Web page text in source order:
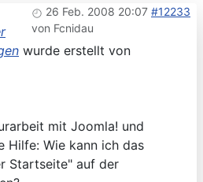
26 Feb. 2008 20:07 #12233
von Fcnidau
wurde erstellt von
mit Joomla! und
Hilfe: Wie kann ich das
Startseite" auf der